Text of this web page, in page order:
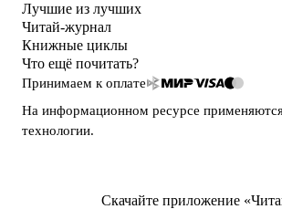
Лучшие из лучших
Читай-журнал
Книжные циклы
Что ещё почитать?
Принимаем к оплате
На информационном ресурсе
технологии.
Скачайте приложение